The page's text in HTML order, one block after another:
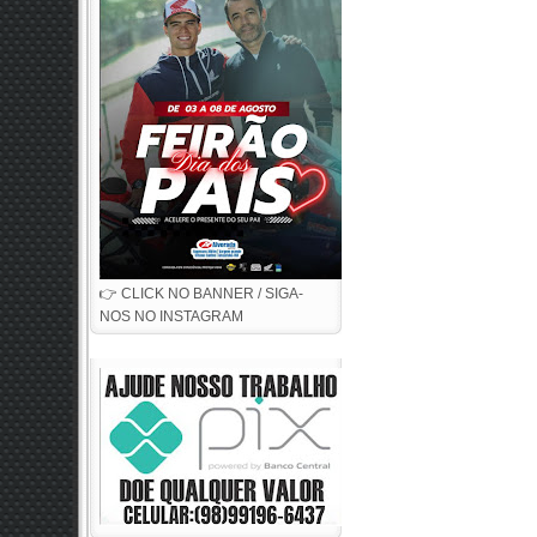
👉 CLICK NO BANNER / SIGA-
NOS NO INSTAGRAM